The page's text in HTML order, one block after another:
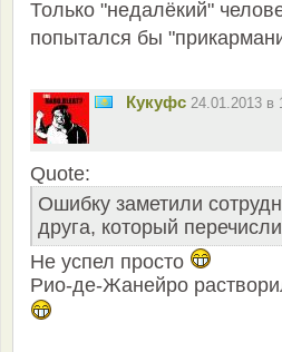
Только "недалёкий"
попытался бы
Кукуфс 24.01.2013 в
Quote:
Ошибку заметили
друга, который
Не успел просто
Рио-де-Жанейро